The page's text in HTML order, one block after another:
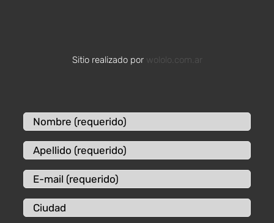
Sitio realizado por wololo.com.ar